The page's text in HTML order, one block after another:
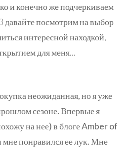
и конечно же подчеркиваем
давайте посмотрим на выбор
интересной находкой,
для меня...
неожиданная, но я уже
сезоне. Впервые я
на нее) в блоге Amber of
понравился ее лук. Мне